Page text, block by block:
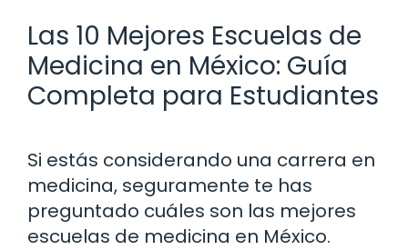
Las 10 Mejores Escuelas de
Medicina en México: Guía
Completa para Estudiantes
Si estás considerando una carrera en
medicina, seguramente te has
preguntado cuáles son las mejores
escuelas de medicina en México.